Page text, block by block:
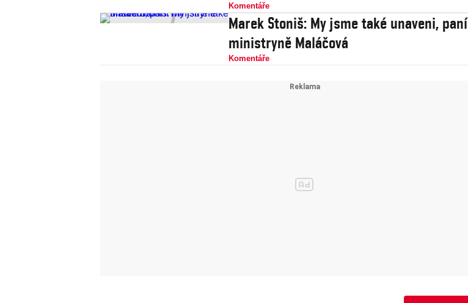
Komentáře
Marek Stoniš: My jsme také unaveni, paní
ministryně Maláčová
Komentáře